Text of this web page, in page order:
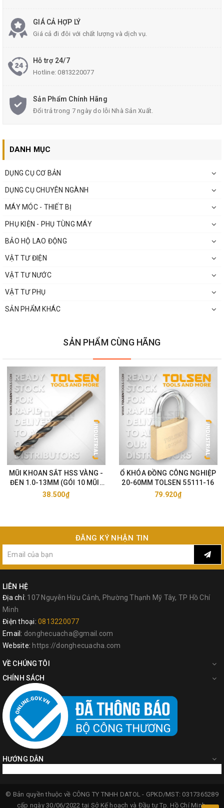
GIÁ CẢ HỢP LÝ
Giá cả đi đôi với chất lượng và dịch vụ.
Hỗ trợ 24/7
Hotline:0813220077
Sản Phẩm Chính Hãng
Đổi trả trong 7 ngày do lỗi Nhà Sản Xuất.
DANH MỤC
DỤNG CỤ CƠ BẢN
DỤNG CỤ CHUYÊN NGÀNH
MÁY MÓC - THIẾT BỊ
PHỤ KIỆN - PHỤ TÙNG MÁY
BẢO HỘ LAO ĐỘNG
VẬT TƯ ĐIỆN
VẬT TƯ NƯỚC
VẬT TƯ PHỤ
SẢN PHẨM KHÁC
SẢN PHẨM CÙNG HÃNG
MŨI KHOAN SẮT HSS VÀNG -
ĐEN 1.0-13MM (GÓI 10 MŨI)
TOLSEN 75105-33
38.500₫
Ổ KHÓA ĐỒNG CÔNG NGHIỆP
20-60MM TOLSEN 55111-16
79.920₫
ĐĂNG KÝ NHẬN TIN
LIÊN HỆ
Địa chỉ: 107 Nguyễn Hữu Cảnh, Phường Thạnh Mỹ Tây, TP Hồ Chí
Minh
Điện thoại: 0813220077
Email: donghecuacha@gmail.com
Website: https://donghecuacha.com
VỀ CHÚNG TÔI
CHÍNH SÁCH
HƯỚNG DẪN
© Bản quyền thuộc về CÔNG TY TNHH DATOL - GPKD/MST: 0317365289
cấp ngày 30/06/2022 tại Sở Kế hoạch và Đầu tư Tp. Hồ Chí Minh.